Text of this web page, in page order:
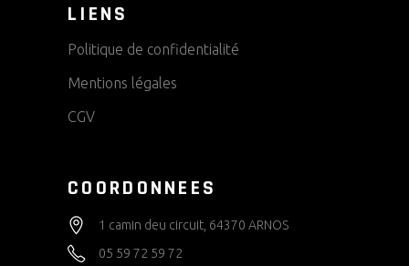
LIENS
Politique de confidentialité
Mentions légales
CGV
COORDONNEES
1 camin deu circuit, 64370 ARNOS
05 59 72 59 72